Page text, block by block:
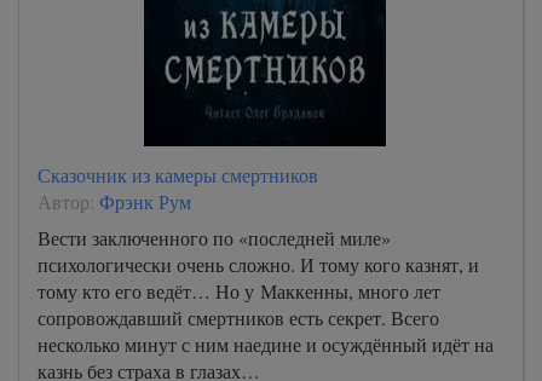
Сказочник из камеры смертников
Автор: Фрэнк Рум
Вести заключенного по «последней миле»
психологически очень сложно. И тому кого казнят, и
тому кто его ведёт… Но у Маккенны, много лет
сопровождавший смертников есть секрет. Всего
несколько минут с ним наедине и осуждённый идёт на
казнь без страха в глазах…